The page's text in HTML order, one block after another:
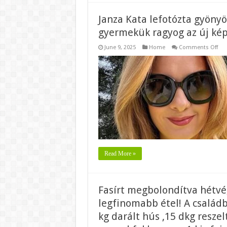
Janza Kata lefotózta
gyermekük ragyog az új
June 9, 2025 Home Comments Offon
–
az
új
Read More »
Fasírt megbolondítva
legfinomabb étel! A
kg darált hús ,15 dkg